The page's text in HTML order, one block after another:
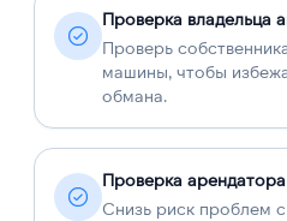
Проверка владельца
Проверь
машины, чтобы
обмана.
Проверка
Снизь риск проблем